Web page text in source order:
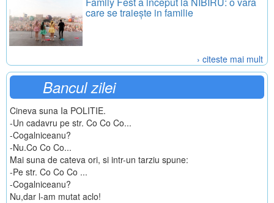
care se traiește in familie
› citeste mai mult
Bancul zilei
Cineva suna Ia POLITIE.
-Un cadavru pe str. Co Co Co...
-Cogalniceanu?
-Nu.Co Co Co...
Mai suna de cateva ori, si intr-un tarziu spune:
-Pe str. Co Co Co ...
-Cogalniceanu?
Nu,dar l-am mutat aclo!